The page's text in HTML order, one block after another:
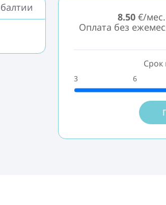
8.50€/мес.
Оплата без
Срок
3 6